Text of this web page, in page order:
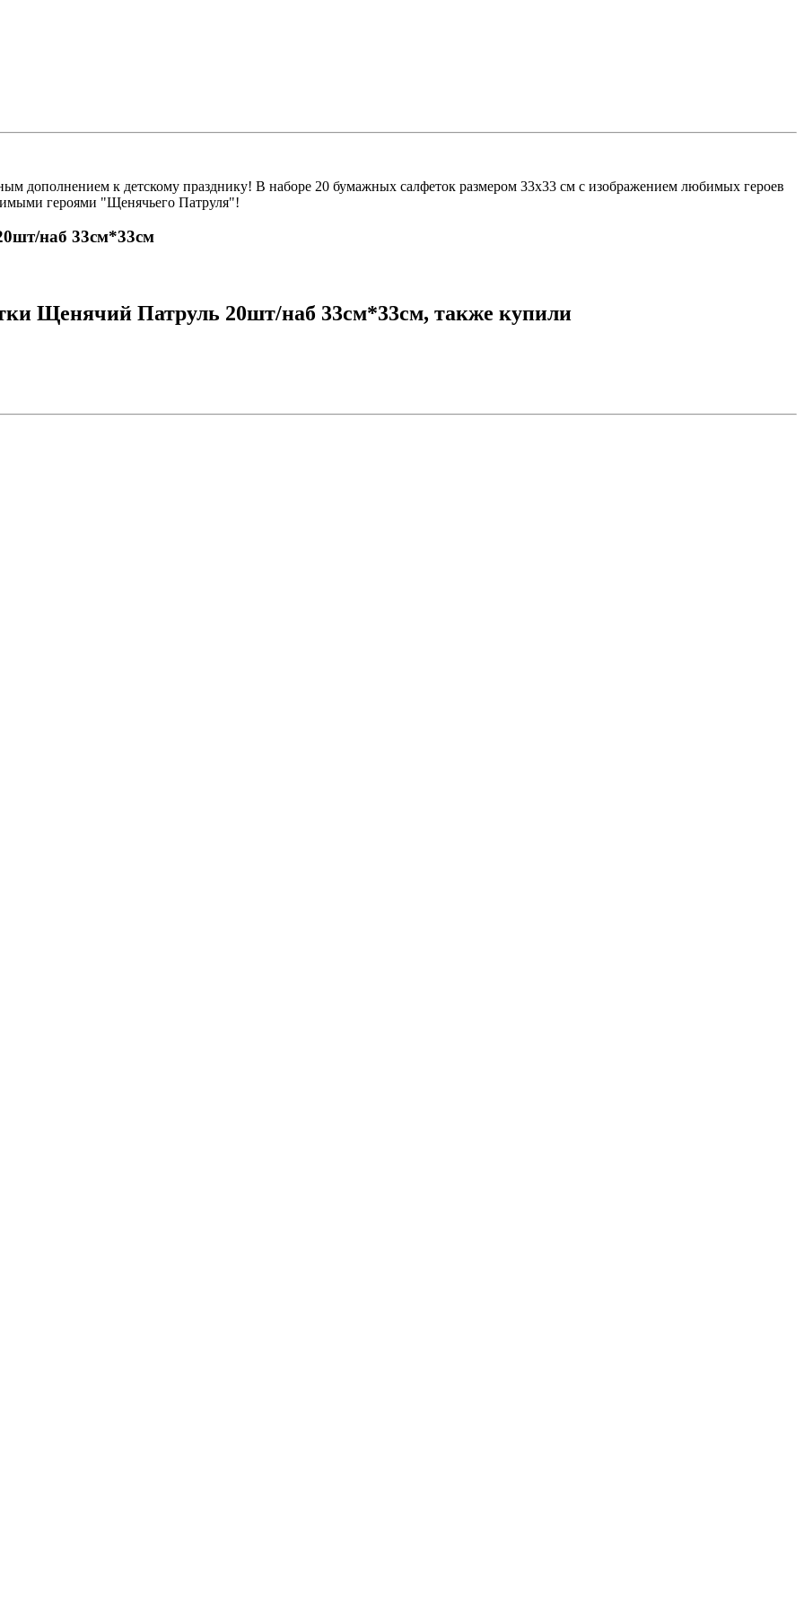
дополнением к детскому празднику! В наборе 20 бумажных салфеток размером 33х33 см с изображением любимых героев
героями "Щенячьего Патруля"!
наб 33см*33см
Щенячий Патруль 20шт/наб 33см*33см, также купили